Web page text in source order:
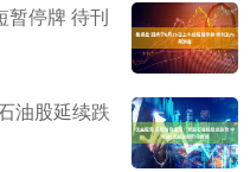
暂停牌 待刊
油股延续跌